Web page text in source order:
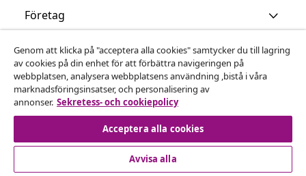
Företag
vidaXL
Upptäck mer
Genom att klicka på "acceptera alla cookies" samtycker du till lagring
av cookies på din enhet för att förbättra navigeringen på
webbplatsen, analysera webbplatsens användning ,bistå i våra
marknadsföringsinsatser, och personalisering av
annonser. Sekretess- och cookiepolicy
Acceptera alla cookies
Avvisa alla